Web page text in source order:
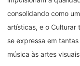
consolidando como
artísticas, e o Culturar
se expressa em
música às artes